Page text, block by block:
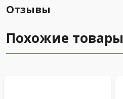
Отзывы
Похожие товары